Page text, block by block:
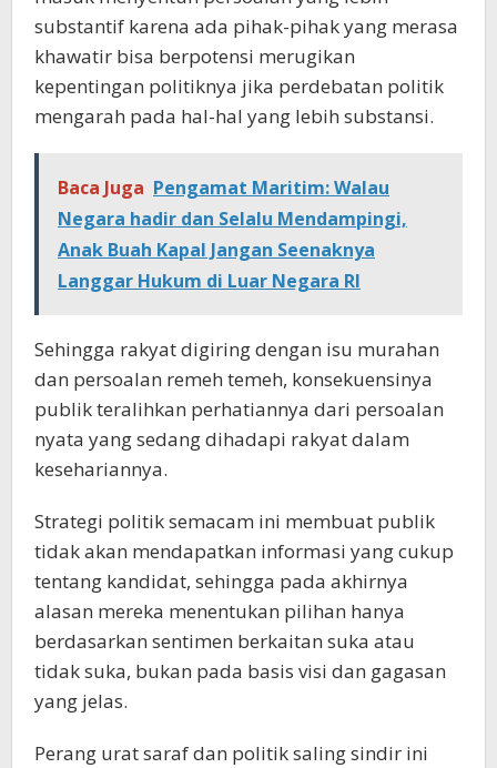
substantif karena ada pihak-pihak yang merasa
khawatir bisa berpotensi merugikan
kepentingan politiknya jika perdebatan politik
mengarah pada hal-hal yang lebih substansi.
Baca Juga Pengamat Maritim: Walau
Negara hadir dan Selalu Mendampingi,
Anak Buah Kapal Jangan Seenaknya
Langgar Hukum di Luar Negara RI
Sehingga rakyat digiring dengan isu murahan
dan persoalan remeh temeh, konsekuensinya
publik teralihkan perhatiannya dari persoalan
nyata yang sedang dihadapi rakyat dalam
kesehariannya.
Strategi politik semacam ini membuat publik
tidak akan mendapatkan informasi yang cukup
tentang kandidat, sehingga pada akhirnya
alasan mereka menentukan pilihan hanya
berdasarkan sentimen berkaitan suka atau
tidak suka, bukan pada basis visi dan gagasan
yang jelas.
Perang urat saraf dan politik saling sindir ini